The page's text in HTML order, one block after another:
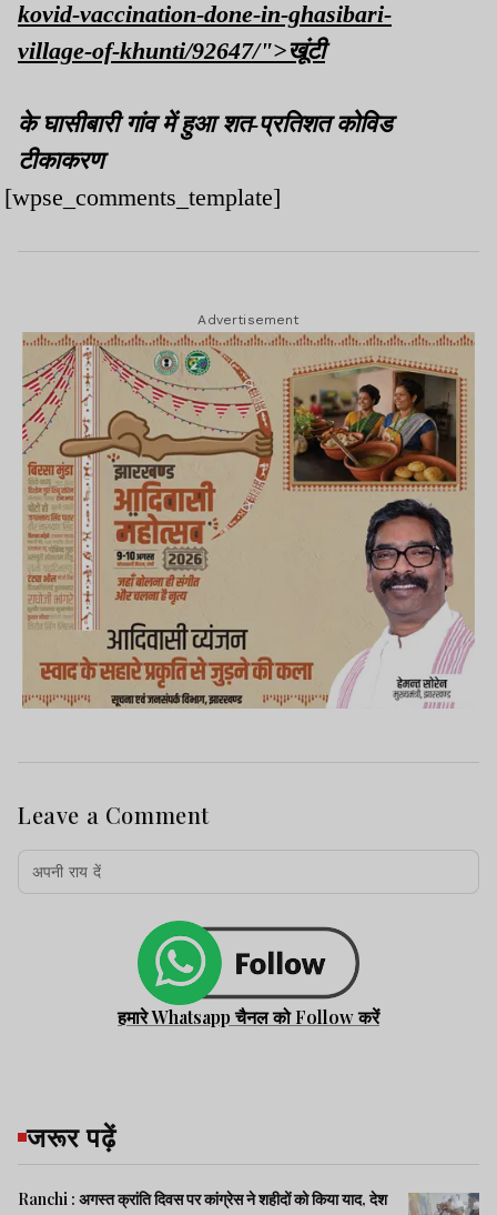
kovid-vaccination-done-in-ghasibari-
village-of-khunti/92647/">खूंटी
के घासीबारी गांव में हुआ शत-प्रतिशत कोविड
टीकाकरण
[wpse_comments_template]
Advertisement
Leave a Comment
हमारे Whatsapp चैनल को Follow करें
जरूर पढ़ें
Ranchi : अगस्त क्रांति दिवस पर कांग्रेस ने शहीदों को किया याद, देश